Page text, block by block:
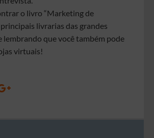
o livro “Marketing de
principais livrarias das grandes
lembrando que você também pode
virtuais!